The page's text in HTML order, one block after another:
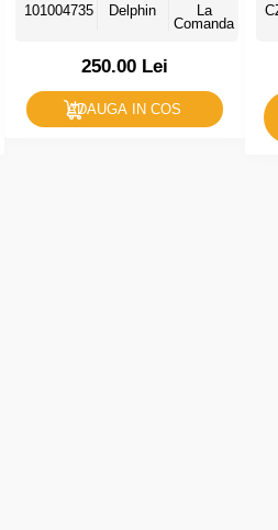
101004735 Delphin
La
Comanda
250.00 Lei
ADAUGA IN COS